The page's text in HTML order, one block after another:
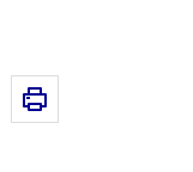
sur Instagram
Copier dans le
Imprimer cette